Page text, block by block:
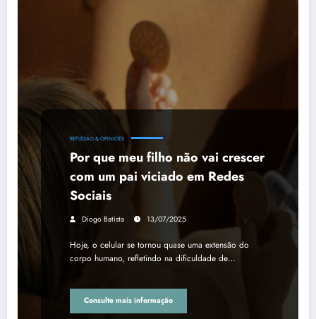
REFLEXÃO & OPINIÕES
Por que meu filho não vai crescer
com um pai viciado em Redes
Sociais
Diogo Batista 13/07/2025
Hoje, o celular se tornou quase uma extensão do
corpo humano, refletindo na dificuldade de…
Consulte mais informação